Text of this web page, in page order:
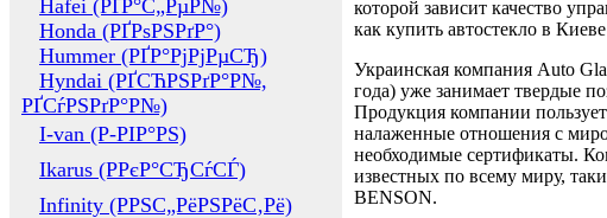
Hafei (РҐР°С„РµР№)
Honda (РҐРѕРЅРґР°)
Hummer (РҐР°РјРјРµСЂ)
Hyndai (РҐСЋРЅРґР°Р№,
РҐСѓРЅРґР°Р№)
I-van (Р-РІР°РЅ)
Ikarus (РРєР°СЂСѓСЃ)
Infinity (РРЅС„РёРЅРёС‚Рё)
которой зависит качество
как купить автостекло в
Украинская компания Auto
года) уже занимает твердые
Продукция компании
налаженные отношения с
необходимые сертификаты.
известных по всему миру,
BENSON.